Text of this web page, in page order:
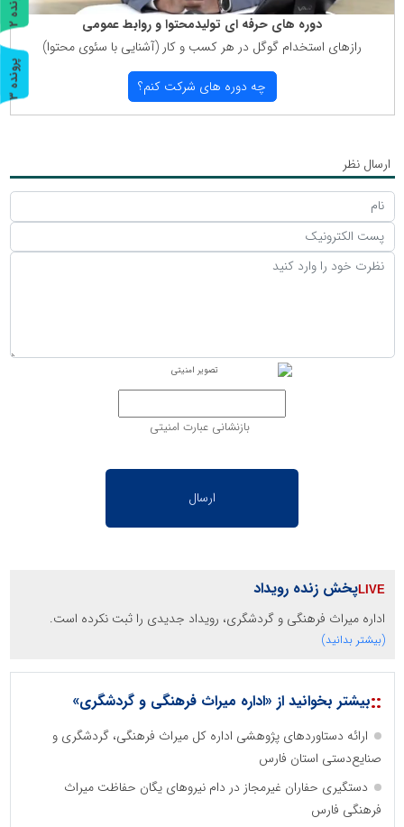
دوره های حرفه ای تولیدمحتوا و روابط عمومی
رازهای استخدام گوگل در هر كسب و كار (آشنایی با سئوی محتوا)
چه دوره های شركت كنم؟
ارسال نظر
بازنشانی عبارت امنیتی
پخش زنده رویداد
اداره میراث فرهنگی و گردشگری، رویداد جدیدی را ثبت نکرده است.
(بیشتر بدانید)
::بیشتر بخوانید از «اداره میراث فرهنگی و گردشگری»
ارائه دستاوردهای پژوهشی اداره کل میراث فرهنگی، گردشگری و
صنایع‌دستی استان فارس
دستگیری حفاران غیرمجاز در دام نیروهای یگان حفاظت میراث
فرهنگی فارس
ر
و
ن
د
ه
پ
ر
و
ن
د
ه
3